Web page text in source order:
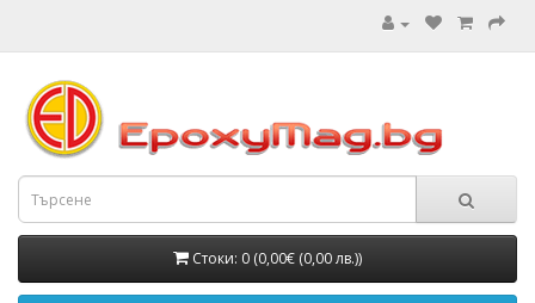
Стоки: 0 (0,00€ (0,00 лв.))